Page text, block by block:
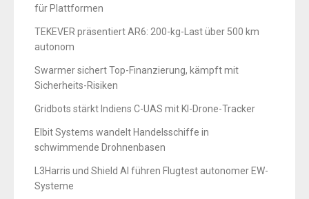
für Plattformen
TEKEVER präsentiert AR6: 200-kg-Last über 500 km
autonom
Swarmer sichert Top-Finanzierung, kämpft mit
Sicherheits-Risiken
Gridbots stärkt Indiens C-UAS mit KI-Drone-Tracker
Elbit Systems wandelt Handelsschiffe in
schwimmende Drohnenbasen
L3Harris und Shield AI führen Flugtest autonomer EW-
Systeme